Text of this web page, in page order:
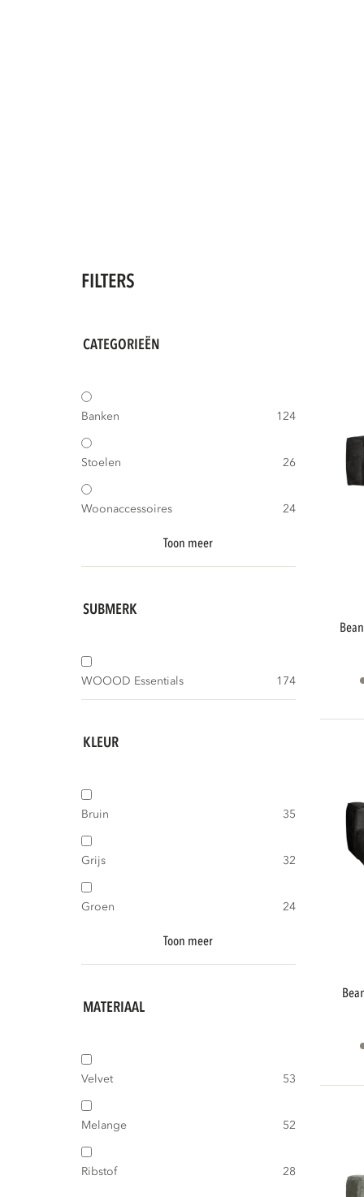
FILTERS
CATEGORIEËN
Banken 124
Stoelen 26
Woonaccessoires 24
Toon meer
SUBMERK
WOOOD Essentials 174
KLEUR
Bruin 35
Grijs 32
Groen 24
Toon meer
MATERIAAL
Velvet 53
Melange 52
Ribstof 28
bean chaise longue bank rechts ecoleer
bean chaise longue bank links ecoleer